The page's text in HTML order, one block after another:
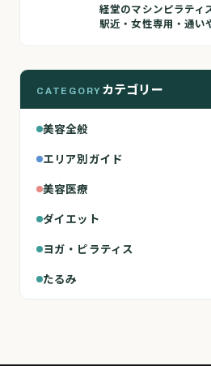
経堂のマシンピラティ
駅近・女性専用・通い
CATEGORY カテゴリー
美容全般
エリア別ガイド
美容医療
ダイエット
ヨガ・ピラティス
たるみ